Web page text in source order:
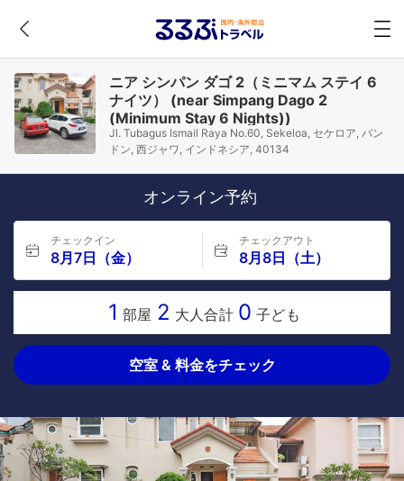
ニア シンパン ダゴ 2（ミニマム ステイ 6
ナイツ） (near Simpang Dago 2
(Minimum Stay 6 Nights))
Jl. Tubagus Ismail Raya No.60, Sekeloa, セケロア, バン
ドン, 西ジャワ, インドネシア, 40134
オンライン予約
チェックイン
8月7日（金）
チェックアウト
8月8日（土）
1 部屋 2 大人合計 0 子ども
空室 & 料金をチェック